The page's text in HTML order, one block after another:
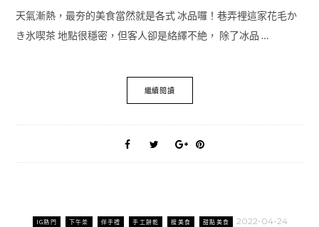
天氣漸熱，最夯的美食當然就是各式 冰品囉！巷弄裡這家花毛か
き氷喫茶 地點很穩密，但客人卻是絡繹不絶， 除了冰品 …
繼續閱讀
IG熱門 下午茶 伴手禮 手工餅乾 搜美食 甜點美食 2022-04-24